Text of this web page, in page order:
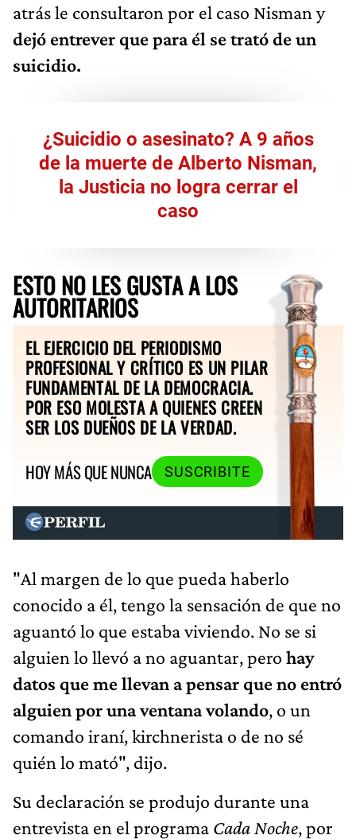
atrás le consultaron por el caso Nisman y
dejó entrever que para él se trató de un
suicidio.
¿Suicidio o asesinato? A 9 años
de la muerte de Alberto Nisman,
la Justicia no logra cerrar el
caso
ESTO NO LES GUSTA A LOS
AUTORITARIOS
EL EJERCICIO DEL PERIODISMO
PROFESIONAL Y CRÍTICO ES UN PILAR
FUNDAMENTAL DE LA DEMOCRACIA.
POR ESO MOLESTA A QUIENES CREEN
SER LOS DUEÑOS DE LA VERDAD.
HOY MÁS QUE NUNCA
SUSCRIBITE
"Al margen de lo que pueda haberlo
conocido a él, tengo la sensación de que no
aguantó lo que estaba viviendo. No se si
alguien lo llevó a no aguantar, pero hay
datos que me llevan a pensar que no entró
alguien por una ventana volando, o un
comando iraní, kirchnerista o de no sé
quién lo mató", dijo.
Su declaración se produjo durante una
entrevista en el programa Cada Noche, por